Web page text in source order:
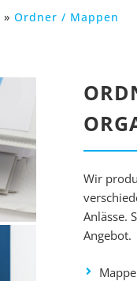
» Ordner / Mappen
Wir
Anlässe.
Angebot.